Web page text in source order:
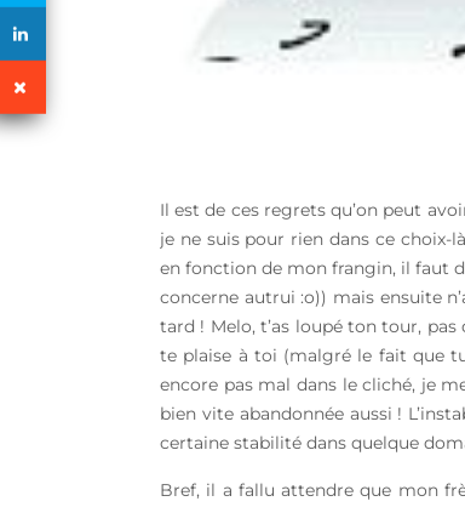
Il est de ces regrets qu’on peut
je ne suis pour rien dans ce choix-
en fonction de mon frangin, il faut
concerne autrui :o)) mais ensuite
tard ! Melo, t’as loupé ton tour, pas
te plaise à toi (malgré le fait que
encore pas mal dans le cliché, je
bien vite abandonnée aussi !
certaine stabilité dans quelque
Bref, il a fallu attendre que mon